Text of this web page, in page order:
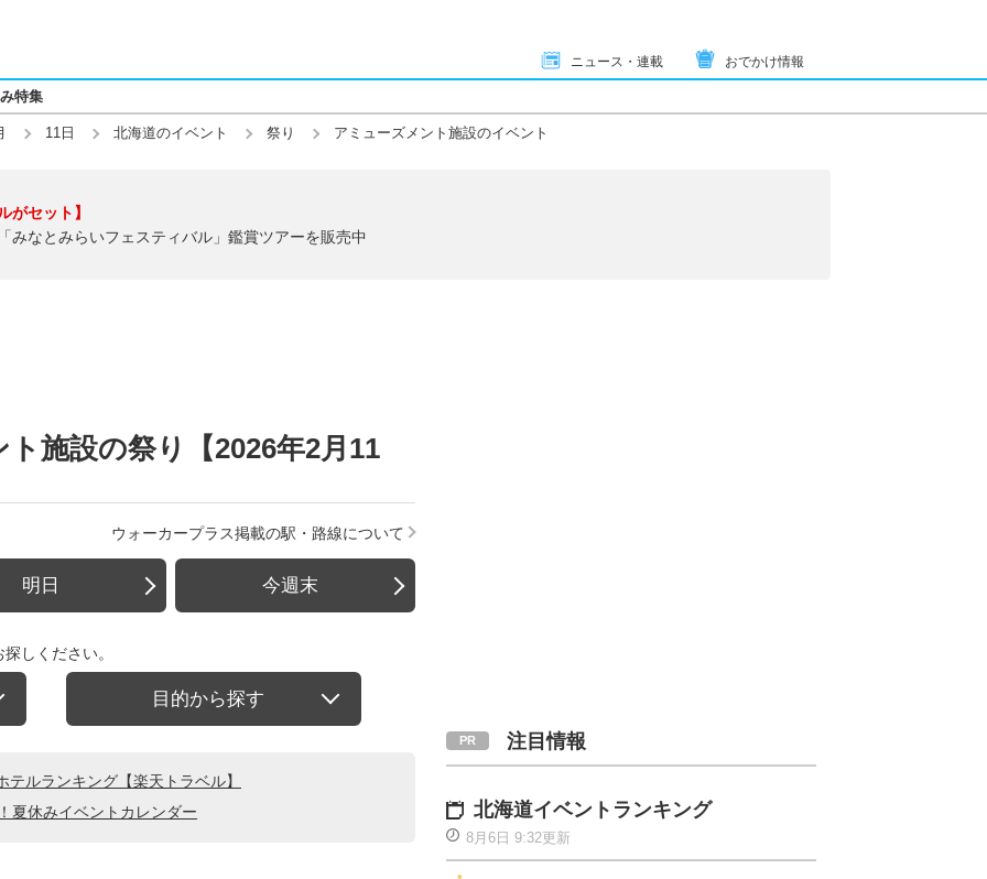
ニュース・連載 おでかけ情報
特集
11日 北海道のイベント 祭り アミューズメント施設のイベント
がセット】
みなとみらいフェスティバル」鑑賞ツアーを販売中
施設の祭り【2026年2月11
ウォーカープラス掲載の駅・路線について
明日 今週末
しください。
目的から探す
ルランキング【楽天トラベル】
夏休みイベントカレンダー
注目情報
北海道イベントランキング
8月6日 9:32更新